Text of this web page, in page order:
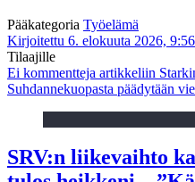
Pääkategoria Työelämä
Kirjoitettu 6. elokuuta 2026, 9:56
Tilaajille
Ei kommentteja artikkeliin
Suhdannekuopasta päädytään
SRV:n liikevaihto